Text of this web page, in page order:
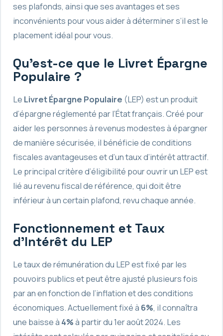
ses plafonds, ainsi que ses avantages et ses
inconvénients pour vous aider à déterminer s’il est le
placement idéal pour vous.
Qu’est-ce que le Livret Épargne
Populaire ?
Le Livret Épargne Populaire (LEP) est un produit
d’épargne réglementé par l’État français. Créé pour
aider les personnes à revenus modestes à épargner
de manière sécurisée, il bénéficie de conditions
fiscales avantageuses et d’un taux d’intérêt attractif.
Le principal critère d’éligibilité pour ouvrir un LEP est
lié au revenu fiscal de référence, qui doit être
inférieur à un certain plafond, revu chaque année.
Fonctionnement et Taux
d’Intérêt du LEP
Le taux de rémunération du LEP est fixé par les
pouvoirs publics et peut être ajusté plusieurs fois
par an en fonction de l’inflation et des conditions
économiques. Actuellement fixé à 6%, il connaîtra
une baisse à 4%à partir du 1er août 2024. Les